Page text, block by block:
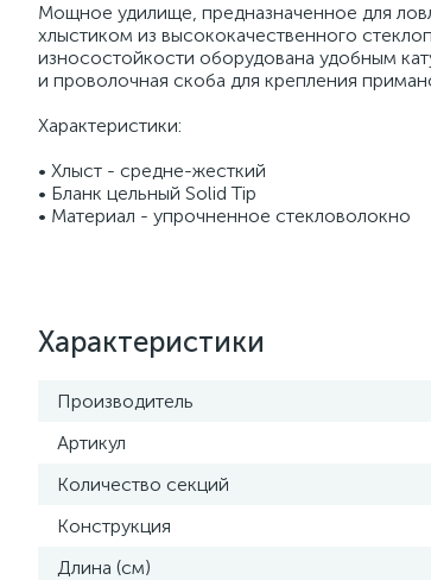
Мощное удилище, предназначенное для
хлыстиком из высококачественного
износостойкости оборудована удобным
и проволочная скоба для крепления
Характеристики:
• Хлыст - средне-жесткий
• Бланк цельный Solid Tip
• Материал - упрочненное стекловолокно
Характеристики
Производитель
Артикул
Количество секций
Конструкция
Длина (см)